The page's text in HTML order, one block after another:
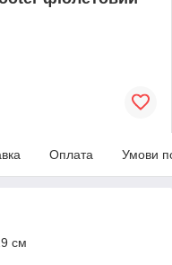
Оплата Умови
см